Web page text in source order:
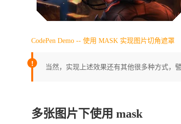
CodePen Demo -- 使用 MASK 实现图片切角遮罩
当然，实现上述效果还有其他很多种方式，
多张图片下使用 mask